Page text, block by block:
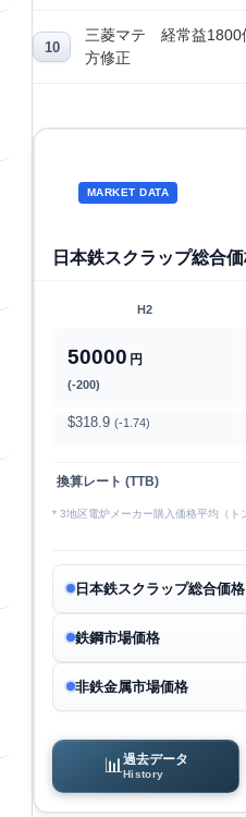
三菱マテ 経常益1800
方修正
MARKET DATA
日本鉄スクラップ総合
H2
50000 円
(-200)
$318.9 (-1.74)
換算レート (TTB)
* 3地区電炉メーカー購入価格平均（ト
日本鉄スクラップ総合価格
鉄鋼市場価格
非鉄金属市場価格
📊 過去データ
History